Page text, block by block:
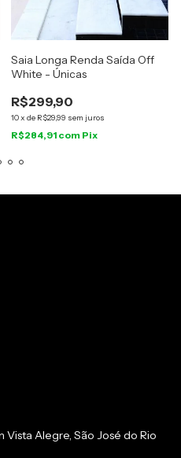
Saia Longa Renda Saída Off
White - Únicas
R$299,90
10x de R$29,99 sem juros
R$284,91 com Pix
Vista Alegre, São José do Rio